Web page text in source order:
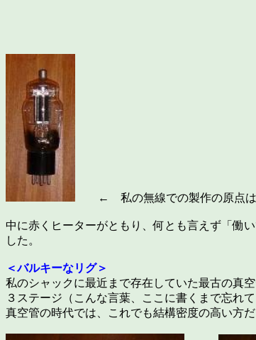
← 私の無線での製作の原点は、
中に赤くヒーターがともり、何とも言えず「働
した。
＜バルキーなリグ＞
私のシャックに最近まで存在していた最古の真
３ステージ（こんな言葉、ここに書くまで忘れ
真空管の時代では、これでも結構密度の高い方